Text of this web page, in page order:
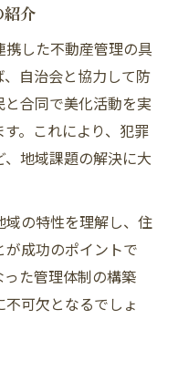
紹介
した不動産管理の具
自治会と協力して防
合同で美化活動を実
。これにより、犯罪
地域課題の解決に大
域の特性を理解し、住
成功のポイントで
た管理体制の構築
可欠となるでしょ